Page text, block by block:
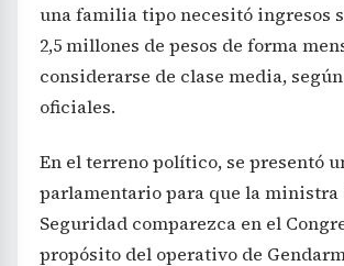
una familia tipo necesitó ingresos
2,5 millones de pesos de forma
considerarse de clase media,
oficiales.
En el terreno político, se presentó
parlamentario para que la ministra
Seguridad comparezca en el
propósito del operativo de